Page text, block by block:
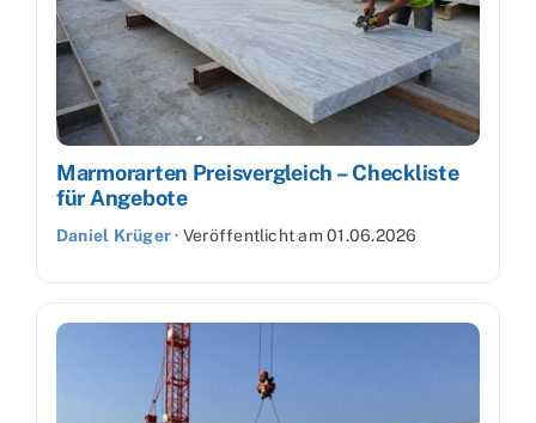
Marmorarten Preisvergleich – Checkliste
für Angebote
Daniel Krüger· Veröffentlicht am01.06.2026